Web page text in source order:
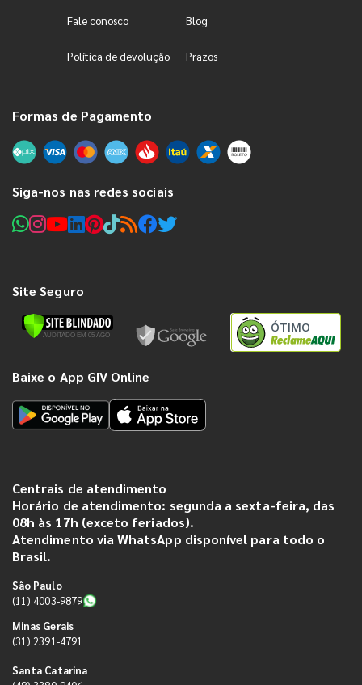
Fale conosco Blog
Política de devolução Prazos
Formas de Pagamento
Siga-nos nas redes sociais
Site Seguro
ÓTIMO
Baixe o App GIV Online
Centrais de atendimento
Horário de atendimento: segunda a sexta-feira, das
08h às 17h (exceto feriados).
Atendimento via WhatsApp disponível para todo o
Brasil.
São Paulo
(11) 4003-9879
Minas Gerais
(31) 2391-4791
Santa Catarina